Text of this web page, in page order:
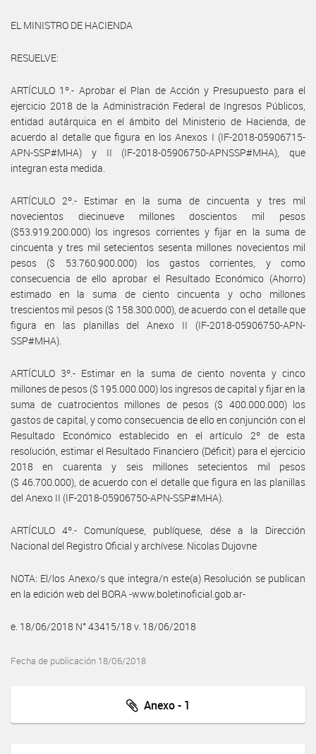
EL MINISTRO DE HACIENDA
RESUELVE:
ARTÍCULO 1º.- Aprobar el Plan de Acción y Presupuesto para el
ejercicio 2018 de la Administración Federal de Ingresos Públicos,
entidad autárquica en el ámbito del Ministerio de Hacienda, de
acuerdo al detalle que figura en los Anexos I (IF-2018-05906715-
APN-SSP#MHA) y II (IF-2018-05906750-APNSSP#MHA), que
integran esta medida.
ARTÍCULO 2º.- Estimar en la suma de cincuenta y tres mil
novecientos diecinueve millones doscientos mil pesos
($53.919.200.000) los ingresos corrientes y fijar en la suma de
cincuenta y tres mil setecientos sesenta millones novecientos mil
pesos ($ 53.760.900.000) los gastos corrientes, y como
consecuencia de ello aprobar el Resultado Económico (Ahorro)
estimado en la suma de ciento cincuenta y ocho millones
trescientos mil pesos ($ 158.300.000), de acuerdo con el detalle que
figura en las planillas del Anexo II (IF-2018-05906750-APN-
SSP#MHA).
ARTÍCULO 3º.- Estimar en la suma de ciento noventa y cinco
millones de pesos ($ 195.000.000) los ingresos de capital y fijar en la
suma de cuatrocientos millones de pesos ($ 400.000.000) los
gastos de capital, y como consecuencia de ello en conjunción con el
Resultado Económico establecido en el artículo 2º de esta
resolución, estimar el Resultado Financiero (Déficit) para el ejercicio
2018 en cuarenta y seis millones setecientos mil pesos
($ 46.700.000), de acuerdo con el detalle que figura en las planillas
del Anexo II (IF-2018-05906750-APN-SSP#MHA).
ARTÍCULO 4º.- Comuníquese, publíquese, dése a la Dirección
Nacional del Registro Oficial y archívese. Nicolas Dujovne
NOTA: El/los Anexo/s que integra/n este(a) Resolución se publican
en la edición web del BORA -www.boletinoficial.gob.ar-
e. 18/06/2018 N° 43415/18 v. 18/06/2018
Fecha de publicación 18/06/2018
Anexo - 1